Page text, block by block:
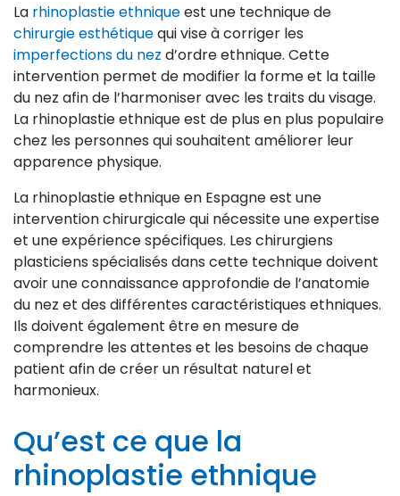
La rhinoplastie ethniqueest une technique de
chirurgie esthétiquequi vise à corriger les
imperfections du nez d’ordre ethnique. Cette
intervention permet de modifier la forme et la taille
du nez afin de l’harmoniser avec les traits du visage.
La rhinoplastie ethnique est de plus en plus populaire
chez les personnes qui souhaitent améliorer leur
apparence physique.
La rhinoplastie ethnique en Espagne est une
intervention chirurgicale qui nécessite une expertise
et une expérience spécifiques. Les chirurgiens
plasticiens spécialisés dans cette technique doivent
avoir une connaissance approfondie de l’anatomie
du nez et des différentes caractéristiques ethniques.
Ils doivent également être en mesure de
comprendre les attentes et les besoins de chaque
patient afin de créer un résultat naturel et
harmonieux.
Qu’est ce que la
rhinoplastie ethnique